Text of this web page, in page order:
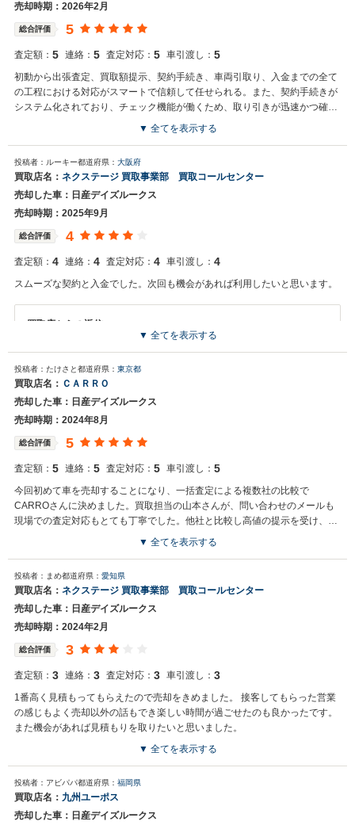
売却時期：2026年2月
総合評価 5
査定額： 5 連絡： 5 査定対応： 5 車引渡し： 5
初動から出張査定、買取額提示、契約手続き、車両引取り、入金までの全て
の工程における対応がスマートで信頼して任せられる。また、契約手続きが
システム化されており、チェック機能が働くため、取り引きが迅速かつ確実
である。長くお付き合いさせて頂きたいと感じるクルマ屋さんである。（実
買取店からの返信
お世話になっております。 株式会社ネクステージでございます。 この
度はネクステージをご利用いただきまして誠にありがとうございまし
た。 弊社スタッフの接客をお褒め頂き光栄です。 今後もご満足いただ
けるよう精進してまいります。 スタッフ一同、またのご利用お待ちし
▼ 全てを表示する
投稿者：ルーキー都道府県： 大阪府
買取店名： ネクステージ 買取事業部 買取コールセンター
売却した車：日産デイズルークス
売却時期：2025年9月
総合評価 4
査定額： 4 連絡： 4 査定対応： 4 車引渡し： 4
スムーズな契約と入金でした。次回も機会があれば利用したいと思います。
買取店からの返信
お世話になっております。 株式会社ネクステージでございます。 この
た。 弊社ではデイズルークスのような軽自動車の専門店を展開してい
る関係もあり、大変得意な車種となっております。軽自動車の他にも
ミニバンやSUV、輸入車などの各種専門店を展開しているため、また
機会がございましたら是非お力添えできれば幸いでございます。 今後
▼ 全てを表示する
投稿者：たけさと都道府県： 東京都
買取店名： ＣＡＲＲＯ
売却した車：日産デイズルークス
売却時期：2024年8月
総合評価 5
査定額： 5 連絡： 5 査定対応： 5 車引渡し： 5
今回初めて車を売却することになり、一括査定による複数社の比較で
CARROさんに決めました。買取担当の山本さんが、問い合わせのメールも
現場での査定対応もとても丁寧でした。他社と比較し高値の提示を受け、同
社に売却を決めた後も対応、契約と丁寧に対応していただきました。お盆を
買取店からの返信
たけさと様 この度はカーロテックにてご売却頂き誠に有難うございま
す。 暑い中の査定にて冷たいお飲み物を頂き、お気遣い頂き大変感謝
しております。 またご評価を頂き今後の励みになります。 今後ともご
売却の際は当社をご利用頂けると幸いでございます。 ご評価頂き有難
▼ 全てを表示する
投稿者：まめ都道府県： 愛知県
買取店名： ネクステージ 買取事業部 買取コールセンター
売却した車：日産デイズルークス
売却時期：2024年2月
総合評価 3
査定額： 3 連絡： 3 査定対応： 3 車引渡し： 3
1番高く見積もってもらえたので売却をきめました。 接客してもらった営業
の感じもよく売却以外の話もでき楽しい時間が過ごせたのも良かったです。
また機会があれば見積もりを取りたいと思いました。
買取店からの返信
お世話になっております。 株式会社ネクステージでございます。 この
度はネクステージをご利用いただきまして誠にありがとうございまし
た。 弊社ではデイズルークスのような軽自動車の専門店を展開してい
▼ 全てを表示する
投稿者：アビパパ都道府県： 福岡県
買取店名： 九州ユーポス
売却した車：日産デイズルークス